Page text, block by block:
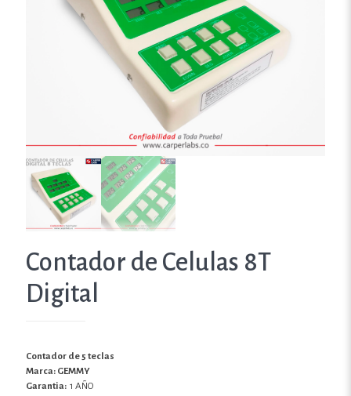
Contador de Celulas 8T
Digital
Contador de 5 teclas
Marca: GEMMY
Garantia: 1 AÑO